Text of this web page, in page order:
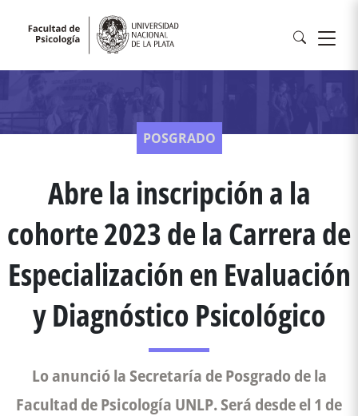
POSGRADO
Abre la inscripción a la
cohorte 2023 de la Carrera de
Especialización en Evaluación
y Diagnóstico Psicológico
Lo anunció la Secretaría de Posgrado de la
Facultad de Psicología UNLP. Será desde el 1 de